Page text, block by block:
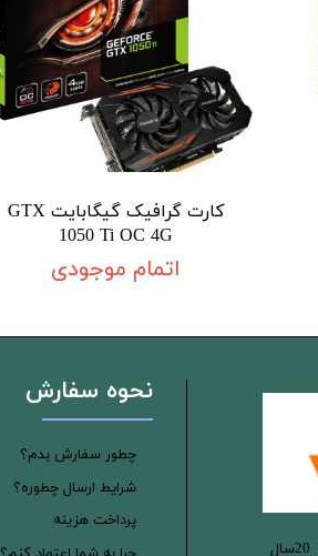
کارت گرافیک گیگابایت GTX
1050 Ti OC 4G
اتمام موجودی
​فروشگاه رادیکال سیستم با بیش از 20سال
نحوه سفارش
چطور سفارش بدم؟
شرایط ارسال چطوره؟
پرداخت هزینه